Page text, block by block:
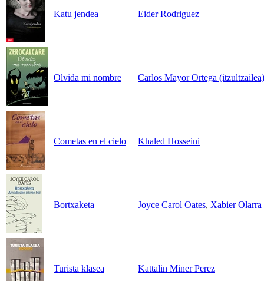
Katu jendea Eider Rodriguez
Olvida mi nombre Carlos Mayor Ortega (itzultzailea)
Cometas en el cielo Khaled Hosseini
Bortxaketa Joyce Carol Oates, Xabier
Turista klasea Kattalin Miner Perez